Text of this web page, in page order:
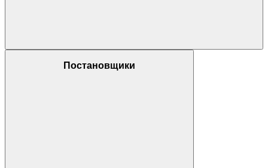
Постановщики